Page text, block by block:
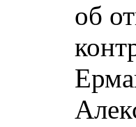
об